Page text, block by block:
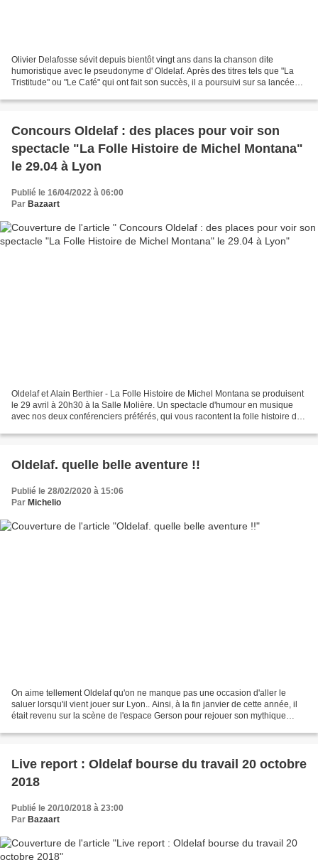
Olivier Delafosse sévit depuis bientôt vingt ans dans la chanson dite
humoristique avec le pseudonyme d' Oldelaf. Après des titres tels que "La
Tristitude" ou "Le Café" qui ont fait son succès, il a poursuivi sur sa lancée
Concours Oldelaf : des places pour voir son
spectacle "La Folle Histoire de Michel Montana"
le 29.04 à Lyon
Publié le 16/04/2022 à 06:00
Par Bazaart
Oldelaf et Alain Berthier - La Folle Histoire de Michel Montana se produisent
le 29 avril à 20h30 à la Salle Molière. Un spectacle d'humour en musique
avec nos deux conférenciers préférés, qui vous racontent la folle histoire de
Oldelaf. quelle belle aventure !!
Publié le 28/02/2020 à 15:06
Par Michelio
On aime tellement Oldelaf qu'on ne manque pas une occasion d'aller le
saluer lorsqu'il vient jouer sur Lyon.. Ainsi, à la fin janvier de cette année, il
était revenu sur la scène de l'espace Gerson pour rejouer son mythique
Live report : Oldelaf bourse du travail 20 octobre
2018
Publié le 20/10/2018 à 23:00
Par Bazaart